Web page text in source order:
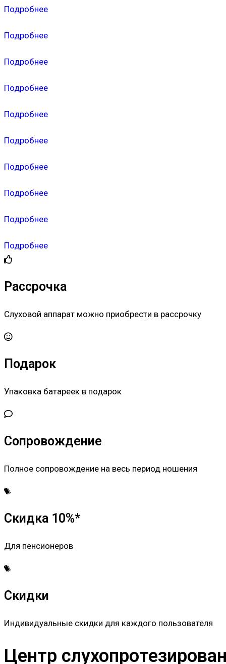
Подробнее
Подробнее
Подробнее
Подробнее
Подробнее
Подробнее
Подробнее
Подробнее
Подробнее
Подробнее
Рассрочка
Слуховой аппарат можно приобрести в рассрочку
Подарок
Упаковка батареек в подарок
Сопровождение
Полное сопровождение на весь период ношения
Скидка 10%*
Для пенсионеров
Скидки
Индивидуальные скидки для каждого пользователя
Центр